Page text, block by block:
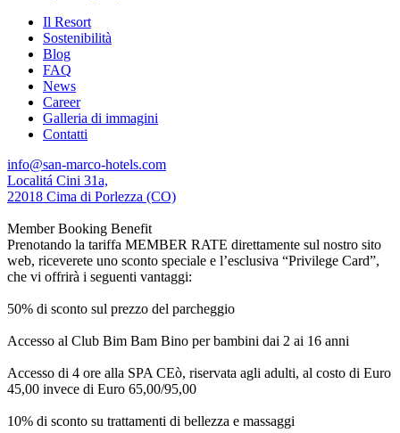
Il Resort
Sostenibilità
Blog
FAQ
News
Career
Galleria di immagini
Contatti
info@san-marco-hotels.com
Localitá Cini 31a,
22018 Cima di Porlezza (CO)
Member Booking Benefit
Prenotando la tariffa MEMBER RATE direttamente sul nostro sito
web, riceverete uno sconto speciale e l’esclusiva “Privilege Card”,
che vi offrirà i seguenti vantaggi:
50% di sconto sul prezzo del parcheggio
Accesso al Club Bim Bam Bino per bambini dai 2 ai 16 anni
Accesso di 4 ore alla SPA CEò, riservata agli adulti, al costo di Euro
45,00 invece di Euro 65,00/95,00
10% di sconto su trattamenti di bellezza e massaggi